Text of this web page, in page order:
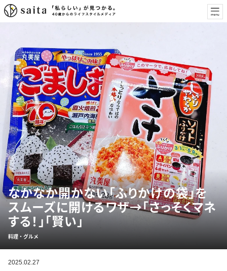
なかなか開かない「ふりかけの袋」を
スムーズに開けるワザ→「さっそくマネ
する！」「賢い」
料理・グルメ
2025.02.27